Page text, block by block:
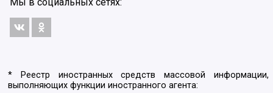
* Реестр иностранных средств массовой информации,
выполняющих функции иностранного агента: